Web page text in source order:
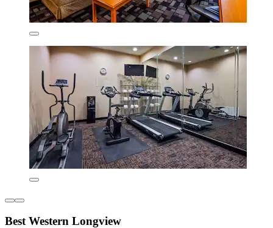
Best Western Longview